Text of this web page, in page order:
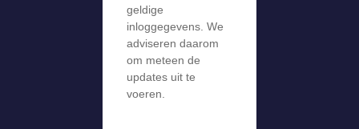
geldige
inloggegevens. We
adviseren daarom
om meteen de
updates uit te
voeren.